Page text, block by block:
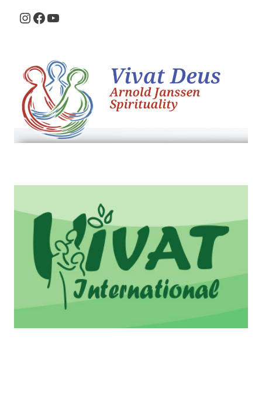
Instagram
Facebook
Youtube